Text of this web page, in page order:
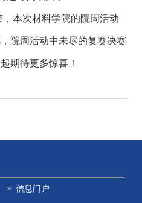
本次材料学院的院周活动
院周活动中未尽的复赛决赛
期待更多惊喜！
信息门户